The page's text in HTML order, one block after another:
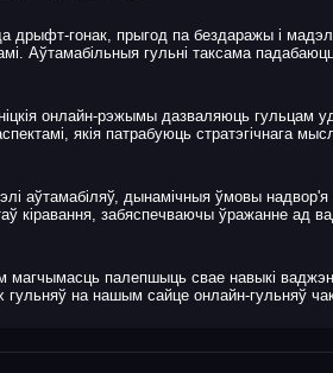
дрыфт-гонак, прыгод па бездаражы і
Аўтамабільныя гульні таксама
онлайн-рэжымы дазваляюць гульцам
якія патрабуюць стратэгічнага
аўтамабіляў, дынамічныя ўмовы
кіравання, забяспечваючы ўражанне ад
магчымасць палепшыць свае навыкі
гульняў на нашым сайце онлайн-гульняў